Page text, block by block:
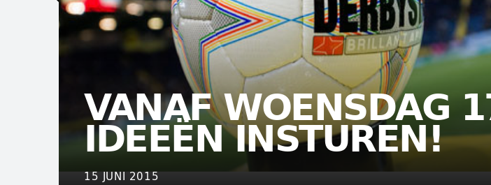
VANAF WOENSDAG
IDEEËN INSTUREN!
15 JUNI 2015